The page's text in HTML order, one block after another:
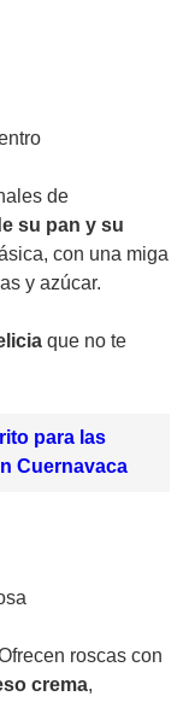
de
su pan y su
con una miga
y azúcar.
que no te
para las
Cuernavaca
roscas con
crema,